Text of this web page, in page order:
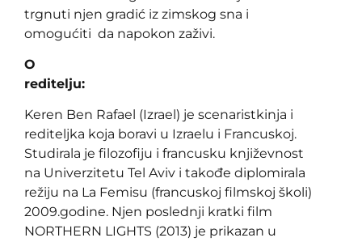
trgnuti njen gradić iz zimskog sna i
omogućiti da napokon zaživi.
O
reditelju:
Keren Ben Rafael (Izrael) je scenaristkinja i
rediteljka koja boravi u Izraelu i Francuskoj.
Studirala je filozofiju i francusku književnost
na Univerzitetu Tel Aviv i takođe diplomirala
režiju na La Femisu (francuskoj filmskoj školi)
2009.godine. Njen poslednji kratki film
NORTHERN LIGHTS (2013) je prikazan u